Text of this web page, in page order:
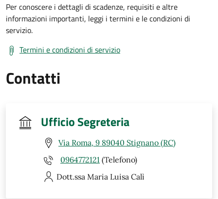
Per conoscere i dettagli di scadenze, requisiti e altre
informazioni importanti, leggi i termini e le condizioni di
servizio.
Termini e condizioni di servizio
Contatti
Ufficio Segreteria
Via Roma, 9 89040 Stignano (RC)
0964772121 (Telefono)
Dott.ssa Maria Luisa Calì